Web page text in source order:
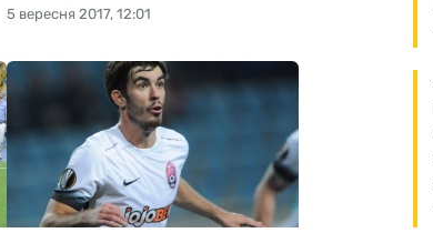
5 вересня 2017, 12:01